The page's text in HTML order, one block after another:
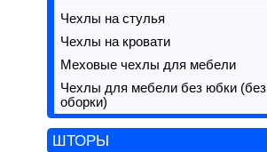
Чехлы на стулья
Чехлы на кровати
Меховые чехлы для мебели
Чехлы для мебели без юбки (без
оборки)
ШТОРЫ